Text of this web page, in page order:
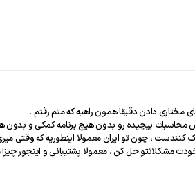
مختاری دادن دقیقا همون راهیه که منم رفتم .
محاسبات پیچیده رو بدون هیچ برنامه کمکی و بدون
، چون تو ایران معمولا اینطوریه که وقتی
مشکلاتتو حل کن ، معمولا پشتیبانی و اینجور چیزا